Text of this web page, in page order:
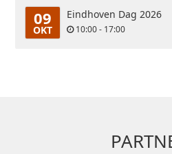
09
OKT
Eindhoven Dag 2026
10:00 - 17:00